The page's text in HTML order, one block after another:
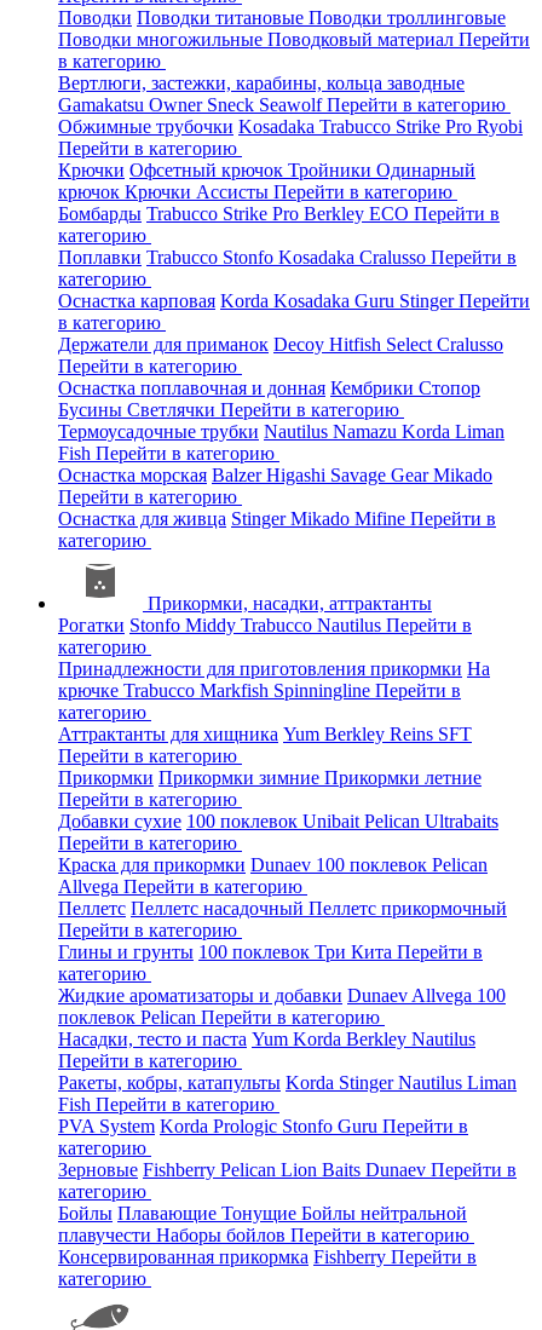
Поводки Поводки титановые Поводки троллинговые
Поводки многожильные Поводковый материал Перейти
в категорию
Вертлюги, застежки, карабины, кольца заводные
Gamakatsu Owner Sneck SeawolfПерейти в категорию
Обжимные трубочки Kosadaka Trabucco Strike Pro Ryobi
Перейти в категорию
Крючки Офсетный крючок Тройники Одинарный
крючок Крючки Ассисты Перейти в категорию
Бомбарды Trabucco Strike Pro Berkley ECO Перейти в
категорию
Поплавки Trabucco Stonfo Kosadaka Cralusso Перейти в
категорию
Оснастка карповая Korda Kosadaka Guru StingerПерейти
в категорию
Держатели для приманок Decoy Hitfish Select Cralusso
Перейти в категорию
Оснастка поплавочная и донная Кембрики Стопор
Бусины Светлячки Перейти в категорию
Термоусадочные трубки Nautilus Namazu Korda Liman
Fish Перейти в категорию
Оснастка морская BalzerHigashi Savage GearMikado
Перейти в категорию
Оснастка для живца StingerMikado Mifine Перейти в
категорию
Прикормки, насадки, аттрактанты
Рогатки Stonfo Middy Trabucco Nautilus Перейти в
категорию
Принадлежности для приготовления прикормки На
крючке Trabucco Markfish Spinningline Перейти в
категорию
Аттрактанты для хищника Yum Berkley Reins SFT
Перейти в категорию
Прикормки Прикормки зимние Прикормки летние
Перейти в категорию
Добавки сухие 100 поклевок Unibait Pelican Ultrabaits
Перейти в категорию
Краска для прикормки Dunaev 100 поклевок Pelican
Allvega Перейти в категорию
Пеллетс Пеллетс насадочный Пеллетс прикормочный
Перейти в категорию
Глины и грунты 100 поклевок Три Кита Перейти в
категорию
Жидкие ароматизаторы и добавки Dunaev Allvega 100
поклевок Pelican Перейти в категорию
Насадки, тесто и паста Yum Korda Berkley Nautilus
Перейти в категорию
Ракеты, кобры, катапульты Korda StingerNautilus Liman
Fish Перейти в категорию
PVA System Korda Prologic Stonfo Guru Перейти в
категорию
Зерновые Fishberry Pelican Lion Baits Dunaev Перейти в
категорию
Бойлы Плавающие Тонущие Бойлы нейтральной
плавучести Наборы бойлов Перейти в категорию
Консервированная прикормка Fishberry Перейти в
категорию